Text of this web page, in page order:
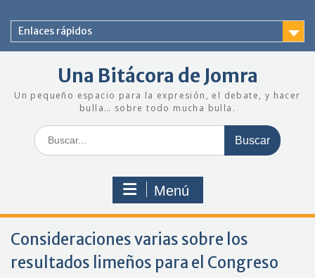
contenido
Enlaces rápidos
Una Bitácora de Jomra
Un pequeño espacio para la expresión, el debate, y hacer
bulla… sobre todo mucha bulla.
Buscar:
Menú
Consideraciones varias sobre los
resultados limeños para el Congreso